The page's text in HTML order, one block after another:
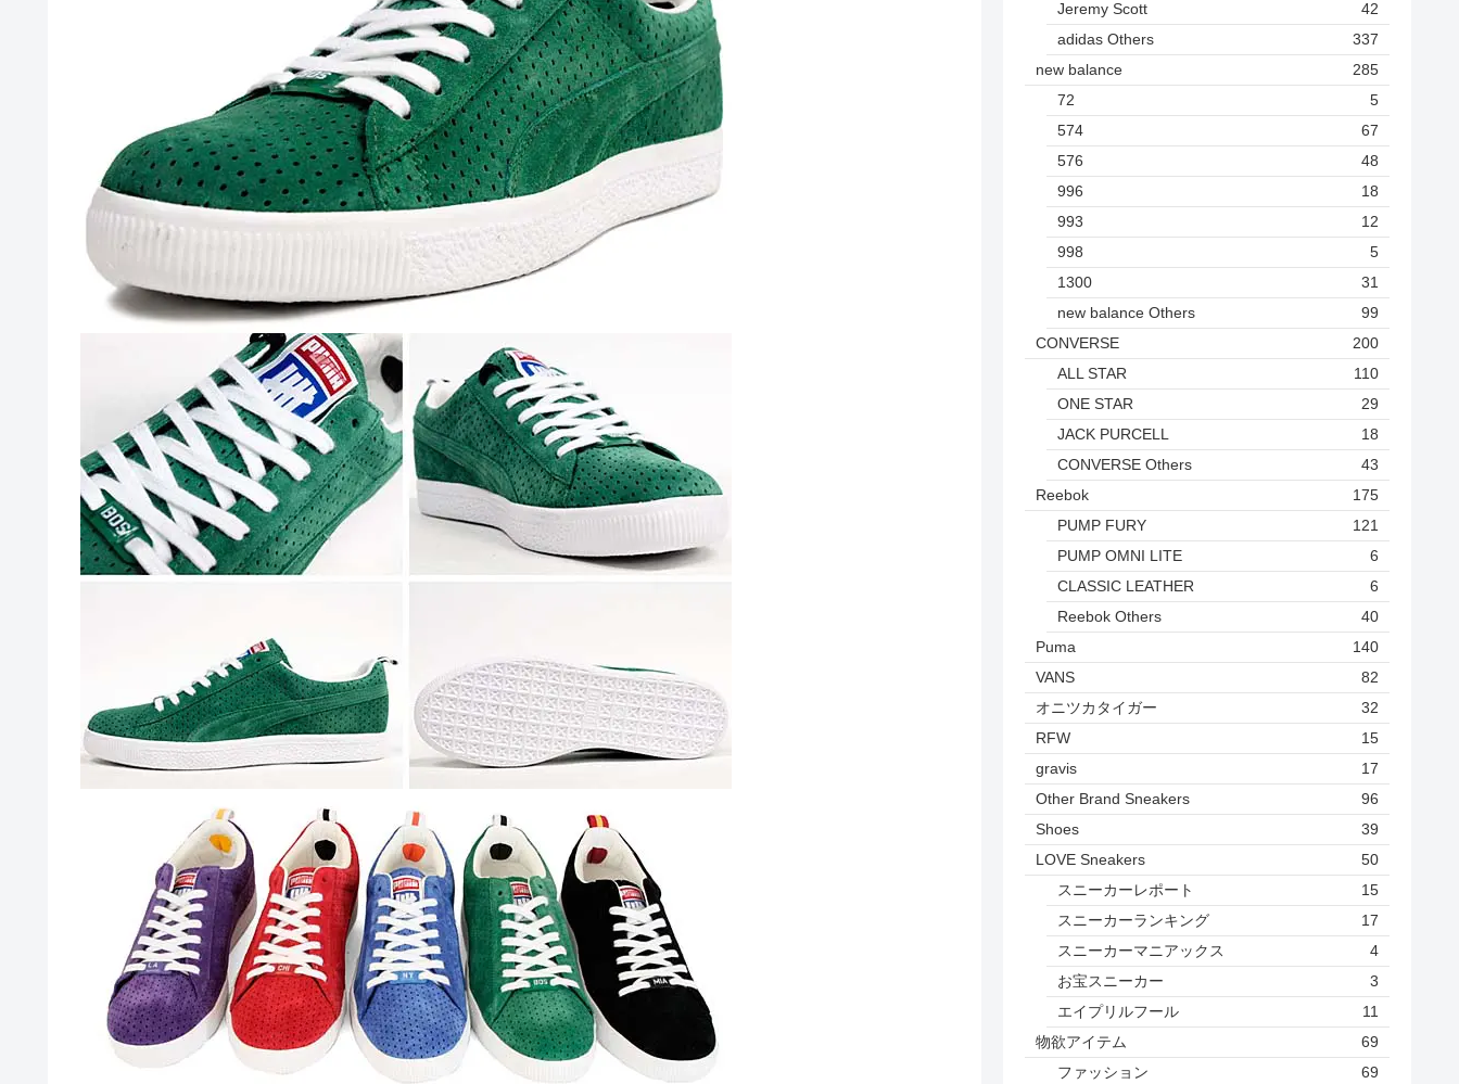
Jeremy Scott
42
adidas Others
337
new balance
285
72
5
574
67
576
48
996
18
993
12
998
5
1300
31
new balance Others
99
CONVERSE
200
ALL STAR
110
ONE STAR
29
JACK PURCELL
18
CONVERSE Others
43
Reebok
175
PUMP FURY
121
PUMP OMNI LITE
6
CLASSIC LEATHER
6
Reebok Others
40
Puma
140
VANS
82
オニツカタイガー
32
RFW
15
gravis
17
Other Brand Sneakers
96
Shoes
39
LOVE Sneakers
50
スニーカーレポート
15
スニーカーランキング
17
スニーカーマニアックス
4
お宝スニーカー
3
エイプリルフール
11
物欲アイテム
69
ファッション
69